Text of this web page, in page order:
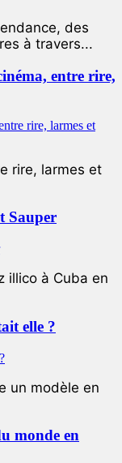
des
à travers...
entre rire,
rire, larmes et
Sauper
illico à Cuba en
elle ?
un modèle en
monde en